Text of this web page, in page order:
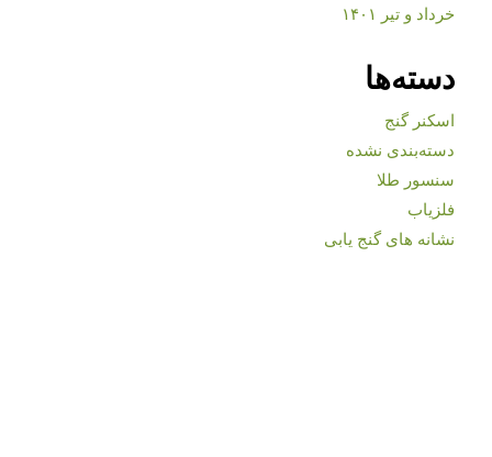
خرداد و تیر ۱۴۰۱
دسته‌ها
اسکنر گنج
دسته‌بندی نشده
سنسور طلا
فلزیاب
نشانه های گنج یابی